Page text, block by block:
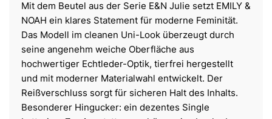
Mit dem Beutel aus der Serie E&N Julie setzt EMILY &
NOAH ein klares Statement für moderne Feminität.
Das Modell im cleanen Uni-Look überzeugt durch
seine angenehm weiche Oberfläche aus
hochwertiger Echtleder-Optik, tierfrei hergestellt
und mit moderner Materialwahl entwickelt. Der
Reißverschluss sorgt für sicheren Halt des Inhalts.
Besonderer Hingucker: ein dezentes Single